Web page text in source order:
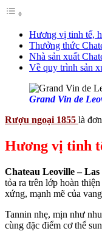
Hương vị tinh tế,
Thưởng thức
Nhà sản xuất
Về quy trình sản
Grand Vin de
Rượu ngoại 1855 là
Hương vị tinh
Chateau Leoville –
tỏa ra trên lớp hoàn
xứng, mạnh mẽ của
Tannin nhẹ, mịn như
cùng đặc điểm cơ thể